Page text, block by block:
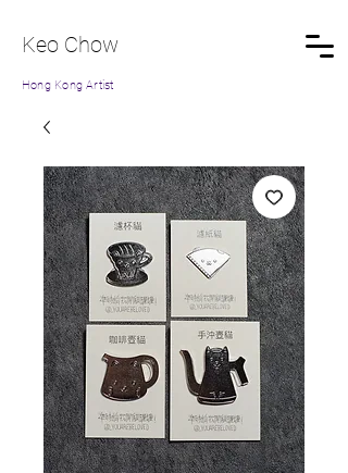
Keo Chow
Hong Kong Artist